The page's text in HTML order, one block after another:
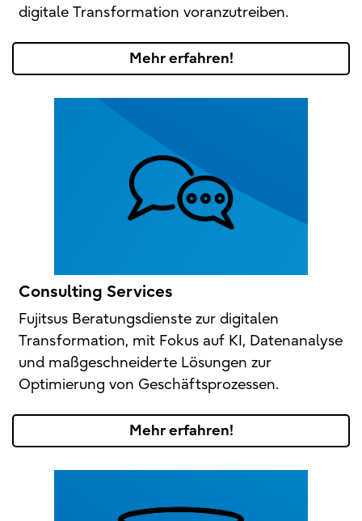
digitale Transformation voranzutreiben.
Mehr erfahren!
Consulting Services
Fujitsus Beratungsdienste zur digitalen
Transformation, mit Fokus auf KI, Datenanalyse
und maßgeschneiderte Lösungen zur
Optimierung von Geschäftsprozessen.
Mehr erfahren!